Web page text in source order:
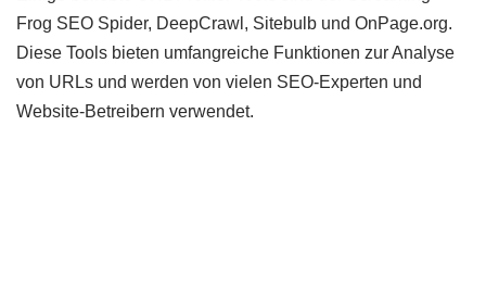
Frog SEO Spider, DeepCrawl, Sitebulb und OnPage.org.
Diese Tools bieten umfangreiche Funktionen zur Analyse
von URLs und werden von vielen SEO-Experten und
Website-Betreibern verwendet.